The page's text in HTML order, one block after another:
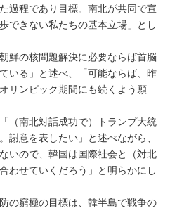
過程であり目標。南北が共同で宣
できない私たちの基本立場」とし
鮮の核問題解決に必要ならば首脳
いる」と述べ、「可能ならば、昨
リンピック期間にも続くよう願
（南北対話成功で）トランプ大統
謝意を表したい」と述べながら、
いので、韓国は国際社会と（対北
わせていくだろう」と明らかにし
の窮極の目標は、韓半島で戦争の